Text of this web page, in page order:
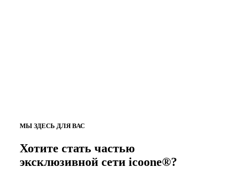
МЫ ЗДЕСЬ ДЛЯ ВАС
Хотите стать частью
эксклюзивной сети icoone®?